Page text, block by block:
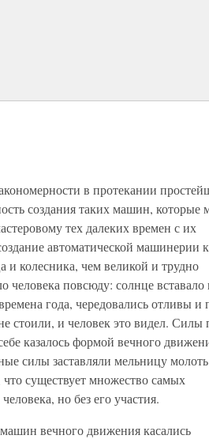
в протекании
создания таких машин, которые
тех далеких времен с их
автоматической машинерии
и колесника, чем великой и трудно
повсюду: солнце вставало
года, чередовались отливы
стоили, и человек это видел.
казалось формой вечного
силы заставляли мельницу молоть
существует множество самых
но без его участия.
вечного движения касались